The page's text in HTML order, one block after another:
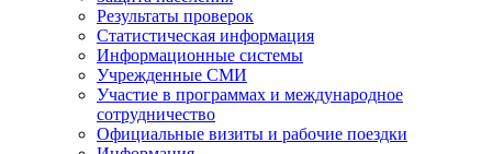
Результаты проверок
Статистическая информация
Информационные системы
Учрежденные СМИ
Участие в программах и международное
сотрудничество
Официальные визиты и рабочие поездки